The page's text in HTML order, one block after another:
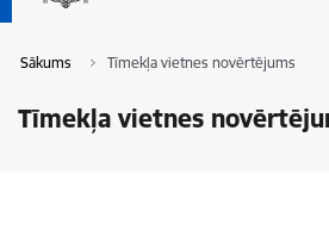
Sākums Tīmekļa vietnes novērtējums
Tīmekļa vietnes